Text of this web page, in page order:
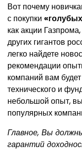
Вот почему
с покупки
как акции
других гигантов
легко найдете
рекомендации
компаний вам
технического и
небольшой опыт,
популярных
Главное, Вы
гарантий